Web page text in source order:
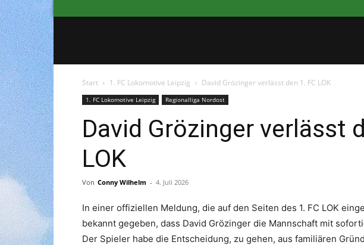
Start 1. FC Lokomotive Leipzig David Grözinger verlässt den 1. FC LOK
1. FC Lokomotive Leipzig Regionalliga Nordost
David Grözinger verlässt
LOK
Von Conny Wilhelm - 4. Juli 2026
In einer offiziellen Meldung, die auf den Seiten des 1. FC LOK
bekannt gegeben, dass David Grözinger die Mannschaft mit
Der Spieler habe die Entscheidung, zu gehen, aus familiären